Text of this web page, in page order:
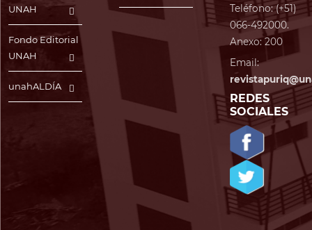
UNAH
Fondo Editorial
UNAH
unahALDÍA
Teléfono: (+51)
066-492000.
Anexo: 200
Email:
REDES
SOCIALES